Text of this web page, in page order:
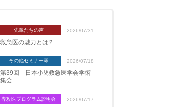
先輩たちの声 2026/07/31
救急医の魅力とは？
その他セミナー等 2026/07/18
第39回 日本小児救急医学会学術
集会
専攻医プログラム説明会 2026/07/17